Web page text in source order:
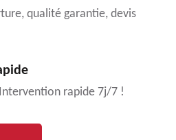
qualité garantie, devis
rapide 7j/7 !